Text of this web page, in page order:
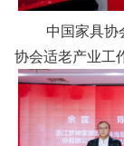
中国家具协会
协会适老产业工